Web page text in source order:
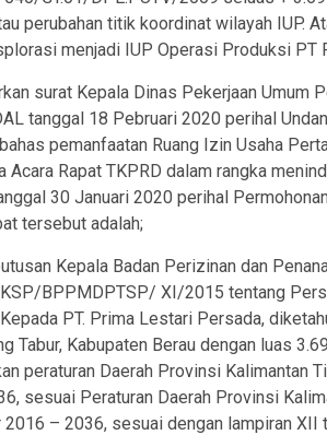
perubahan titik koordinat wilayah IUP.
menjadi IUP Operasi Produksi PT
surat Kepala Dinas Pekerjaan Umum
tanggal 18 Pebruari 2020 perihal
pemanfaatan Ruang Izin Usaha
Acara Rapat TKPRD dalam rangka
30 Januari 2020 perihal
tersebut adalah;
Kepala Badan Perizinan dan
BPPMDPTSP/ XI/2015 tentang
PT. Prima Lestari Persada,
Tabur, Kabupaten Berau dengan luas
peraturan Daerah Provinsi Kalimantan
sesuai Peraturan Daerah Provinsi
2016 – 2036, sesuai dengan lampiran